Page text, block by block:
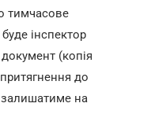
тимчасове
інспектор
(копія
до
залишатиме на